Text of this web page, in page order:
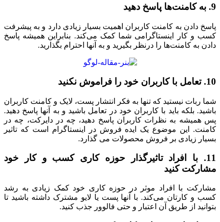
9. به کامنت‌ها پاسخ دهید
پاسخ دادن به کامنت کاربران اهمیت بسیار زیادی دارد و به پیشرفت
کسب‌ و کار اینستاگرامی شما کمک می‌کند. بنابراین همیشه پاسخ
دادن به کامنت‌ها را درنظر بگیرید و به آنها احترام بگذارید.
10. تعامل با کاربران خود را فراموش نکنید
شما ربات نیستید که تنها به فکر انتشار پست، لایک و کامنت کاربران
باشید. بلکه باید با کاربران خود در تعامل باشید و به آنها پاسخ دهید.
پس همیشه به نظرات کاربران پاسخ دهید، چه در دایرکت، چه در
کامنت. این موضوع یک ایده فروش در اینستاگرام است که تاثیر
بسیار زیادی بر فروش محصولات می گذارد.
11. با افراد تاثیرگذار حوزه کاری کسب و کار خود
مشارکت کنید
مشارکت با افراد موثر در حوزه کاری خود کمک زیادی به رشد
کسب‌ و کارتان می‌کند. با آنها پست یا لایو مشترک داشته باشید تا
بتوانید از طریق آن اعتبار و حتی فالوور جذب کنید.